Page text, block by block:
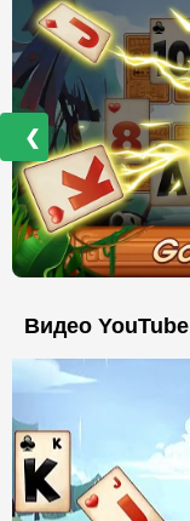
❮
Видео YouTube